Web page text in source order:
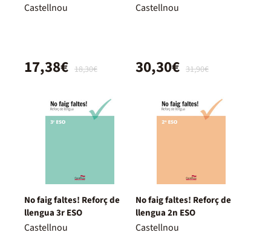
Castellnou
18,30€
17,38€
Castellnou
31,90€
30,30€
No faig faltes! Reforç de
llengua 3r ESO
Castellnou
No faig faltes! Reforç de
llengua 2n ESO
Castellnou